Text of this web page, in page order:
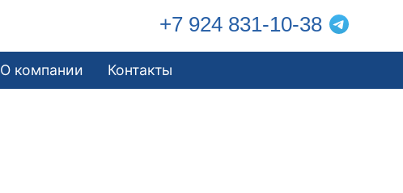
+7 924 831-10-38
О компании Контакты